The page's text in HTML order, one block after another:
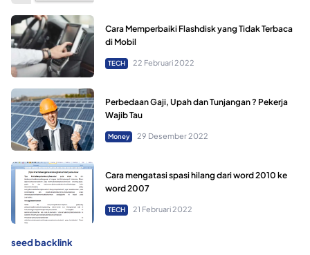
Cara Memperbaiki Flashdisk yang Tidak Terbaca
di Mobil
TECH 22 Februari 2022
Perbedaan Gaji, Upah dan Tunjangan ? Pekerja
Wajib Tau
Money 29 Desember 2022
Cara mengatasi spasi hilang dari word 2010 ke
word 2007
TECH 21 Februari 2022
seed backlink